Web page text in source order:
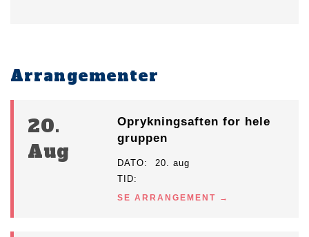
Arrangementer
20.
Aug
Oprykningsaften for hele
gruppen
DATO
20. aug
TID
SE ARRANGEMENT